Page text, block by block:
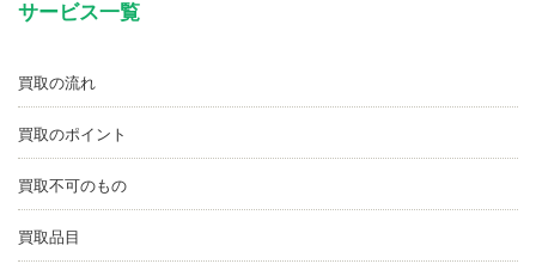
サービス一覧
買取の流れ
買取のポイント
買取不可のもの
買取品目